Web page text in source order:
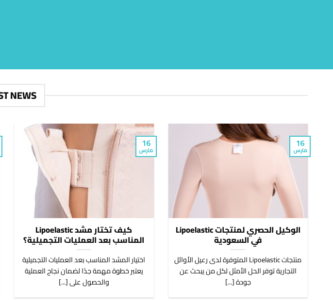
NEWS
الوكيل الحصري لمنتجات Lipoelastic
في السعودية
منتجات Lipoelastic المتوفرة لدى رعيل الأوائل
التجارية توفر الحل الأمثل لكل من يبحث عن
جودة [...]
16
مارس
كيف تختار مشد Lipoelastic
المناسب بعد العمليات التجميلية؟
اختيار المشد المناسب بعد العمليات التجميلية
يعتبر خطوة مهمة جدًا لضمان نجاح العملية
والحصول على [...]
16
مارس